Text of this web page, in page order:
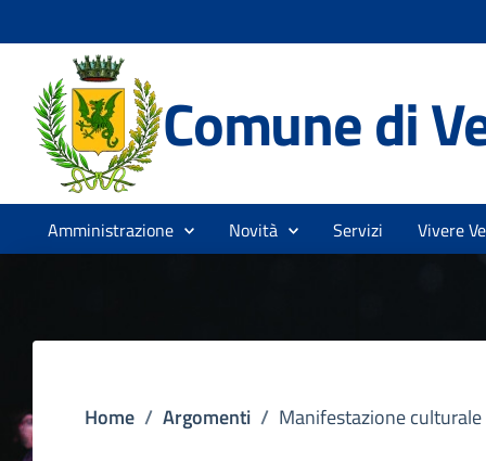
Comune di
Amministrazione Novità Servizi Vivere
Home / Argomenti / Manifestazione culturale